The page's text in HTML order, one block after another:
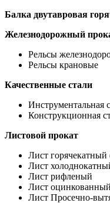
Балка двутавровая
Железнодорожный
Рельсы
Рельсы крановые
Качественные стали
Инструментальная
Конструкционная
Листовой прокат
Лист горячекатный
Лист
Лист рифленый
Лист оцинкованный
Лист Просечно-